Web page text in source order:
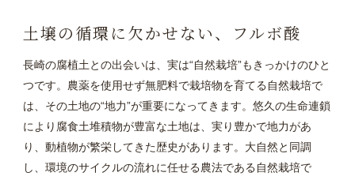
土壌の循環に欠かせない、フルボ酸
長崎の腐植土との出会いは、実は“自然栽培”もきっかけのひと
つです。農薬を使用せず無肥料で栽培物を育てる自然栽培で
は、その土地の“地力”が重要になってきます。悠久の生命連鎖
により腐食土堆積物が豊富な土地は、実り豊かで地力があ
り、動植物が繁栄してきた歴史があります。大自然と同調
し、環境のサイクルの流れに任せる農法である自然栽培で